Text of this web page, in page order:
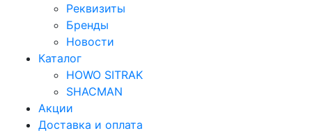
Реквизиты
Бренды
Новости
Каталог
HOWO SITRAK
SHACMAN
Акции
Доставка и оплата